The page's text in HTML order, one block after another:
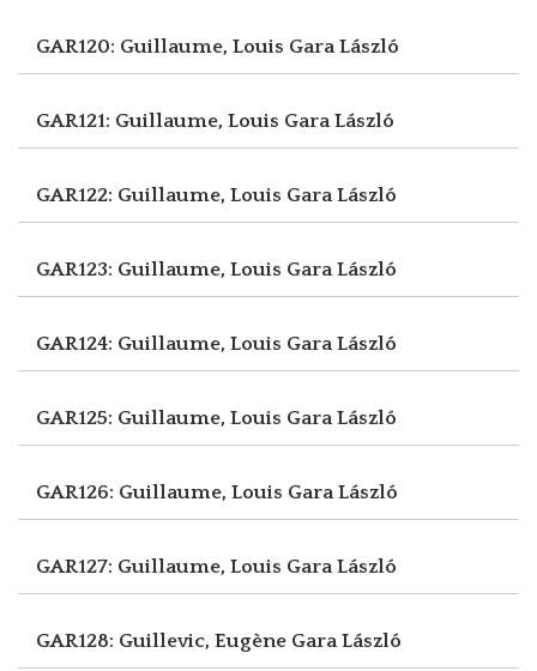
GAR120: Guillaume, Louis Gara László
GAR121: Guillaume, Louis Gara László
GAR122: Guillaume, Louis Gara László
GAR123: Guillaume, Louis Gara László
GAR124: Guillaume, Louis Gara László
GAR125: Guillaume, Louis Gara László
GAR126: Guillaume, Louis Gara László
GAR127: Guillaume, Louis Gara László
GAR128: Guillevic, Eugène Gara László